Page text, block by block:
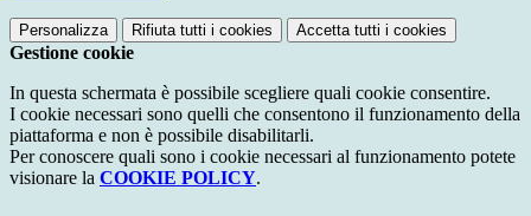
Personalizza Rifiuta tutti i cookies Accetta tutti i cookies
Gestione cookie
In questa schermata è possibile scegliere quali cookie consentire.
I cookie necessari sono quelli che consentono il funzionamento della
piattaforma e non è possibile disabilitarli.
Per conoscere quali sono i cookie necessari al funzionamento potete
visionare la COOKIE POLICY.